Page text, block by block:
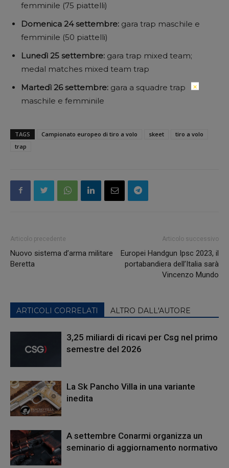
femminile (75 piattelli)
Domenica 24 settembre: gara trap maschile e
femminile (50 piattelli)
Lunedì 25 settembre: gara trap mixed team;
medal matches mixed team trap
Martedì 26 settembre: gara a squadre trap
maschile e femminile
TAGS Campionato europeo di tiro a volo skeet
tiro a volo
trap
Articolo precedente
Nuovo sistema d’arma militare
Beretta
Articolo successivo
Europei Handgun Ipsc 2023, il
portabandiera dell’Italia sarà
Vincenzo Mundo
ARTICOLI CORRELATI ALTRO DALL'AUTORE
3,25 miliardi di ricavi per Csg nel primo
semestre del 2026
La Sk Pancho Villa in una variante
inedita
A settembre Conarmi organizza un
seminario di aggiornamento normativo
×